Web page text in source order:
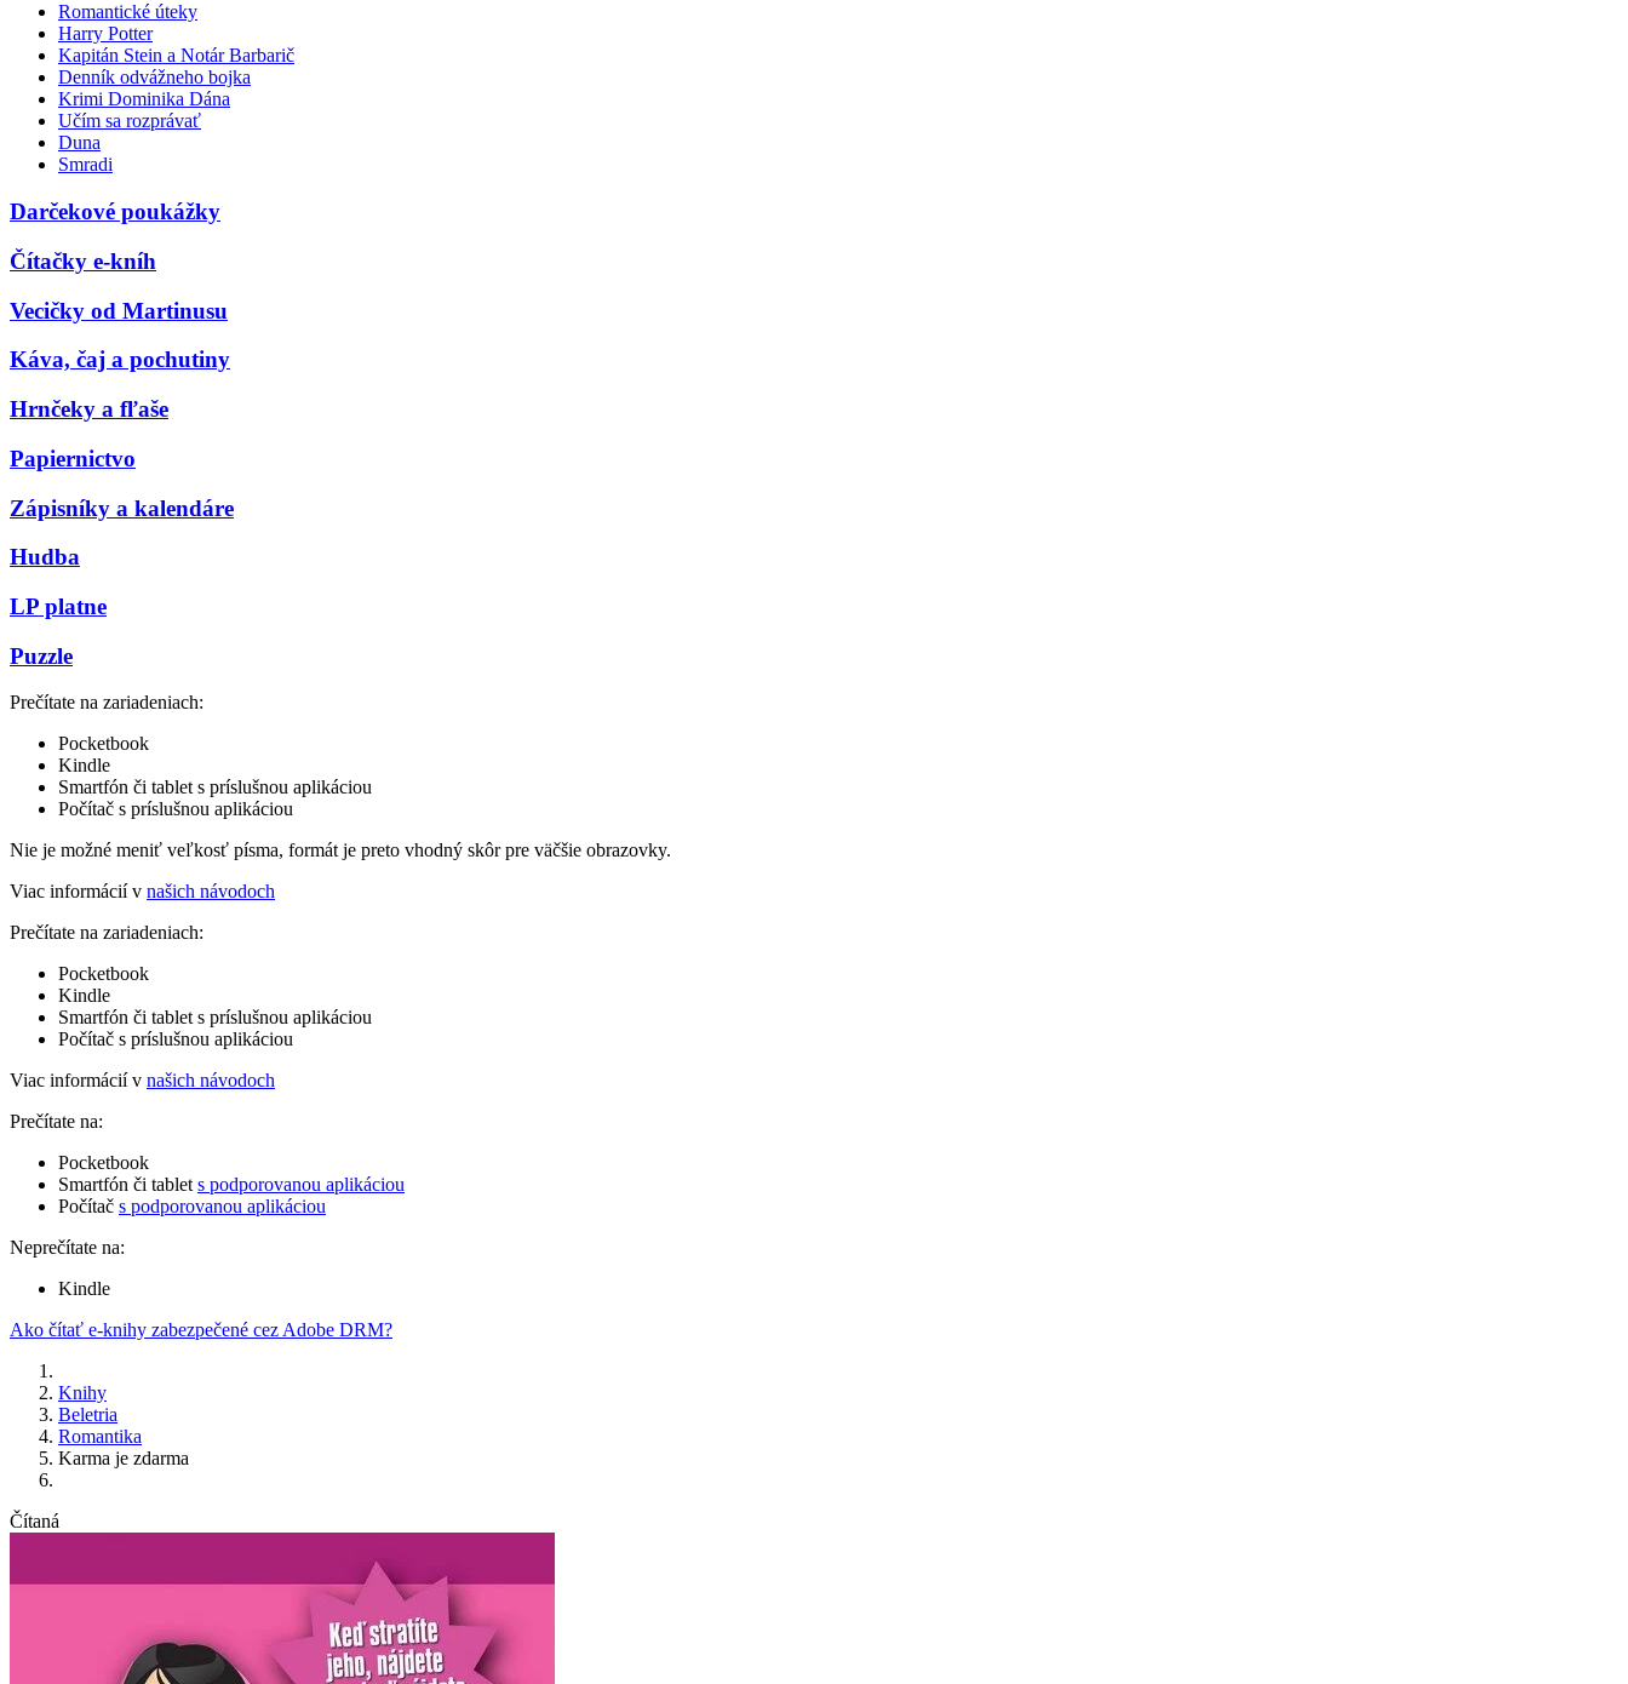
Romantické úteky
Harry Potter
Kapitán Stein a Notár Barbarič
Denník odvážneho bojka
Krimi Dominika Dána
Učím sa rozprávať
Duna
Smradi
Darčekové poukážky
Čítačky e-kníh
Vecičky od Martinusu
Káva, čaj a pochutiny
Hrnčeky a fľaše
Papiernictvo
Zápisníky a kalendáre
Hudba
LP platne
Puzzle
Prečítate na zariadeniach:
Pocketbook
Kindle
Smartfón či tablet s príslušnou aplikáciou
Počítač s príslušnou aplikáciou
Nie je možné meniť veľkosť písma, formát je preto vhodný skôr pre väčšie obrazovky.
Viac informácií v našich návodoch
Prečítate na zariadeniach:
Pocketbook
Kindle
Smartfón či tablet s príslušnou aplikáciou
Počítač s príslušnou aplikáciou
Viac informácií v našich návodoch
Prečítate na:
Pocketbook
Smartfón či tablet s podporovanou aplikáciou
Počítač s podporovanou aplikáciou
Neprečítate na:
Kindle
Ako čítať e-knihy zabezpečené cez Adobe DRM?
Knihy
Beletria
Romantika
Karma je zdarma
Čítaná